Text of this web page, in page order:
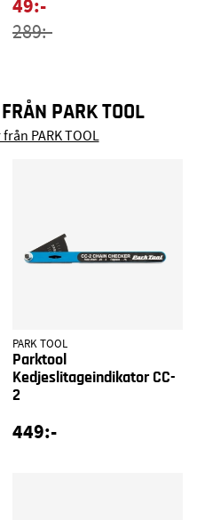
289:-
PARK TOOL
PARK TOOL
PARK TOOL
Parktool
Kedjeslitageindikator CC-
2
449:-